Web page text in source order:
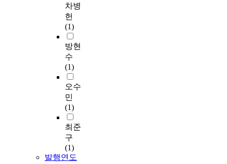
차병
헌
(1)
방현
수
(1)
오수
민
(1)
최준
구
(1)
발행연도